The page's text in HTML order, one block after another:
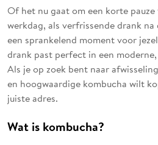
Of het nu gaat om een korte
werkdag, als verfrissende drank
een sprankelend moment voor
drank past perfect in een
Als je op zoek bent naar
en hoogwaardige kombucha wilt
juiste adres.
Wat is kombucha?